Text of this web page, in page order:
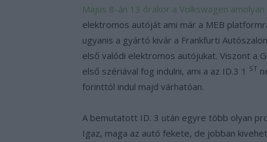
Május 8-án 13 órakor a Volkswagen
elektromos autóját ami már a MEB
ugyanis a gyártó kivár a Frankfurti
első valódi elektromos autójukat. Viszont a
első szériával fog indulni, ami a az ID.3 1 ST
forinttól indul majd várhatóan.
A bemutatott ID. 3 után egyre több olyan
Igaz, maga az autó fekete, de jobban